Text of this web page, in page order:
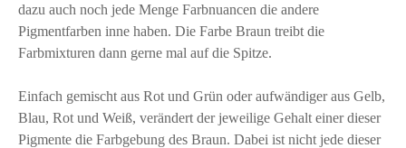
dazu auch noch jede Menge Farbnuancen die andere
Pigmentfarben inne haben. Die Farbe Braun treibt die
Farbmixturen dann gerne mal auf die Spitze.
Einfach gemischt aus Rot und Grün oder aufwändiger aus Gelb,
Blau, Rot und Weiß, verändert der jeweilige Gehalt einer dieser
Pigmente die Farbgebung des Braun. Dabei ist nicht jede dieser